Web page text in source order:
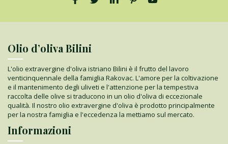
Olio d’oliva Bilini
L'olio extravergine d'oliva istriano Bilini è il frutto del lavoro
venticinquennale della famiglia Rakovac. L'amore per la coltivazione
e il mantenimento degli uliveti e l'attenzione per la tempestiva
raccolta delle olive si traducono in un olio d'oliva di eccezionale
qualità. Il nostro olio extravergine d'oliva è prodotto principalmente
per la nostra famiglia e l'eccedenza la mettiamo sul mercato.
Informazioni